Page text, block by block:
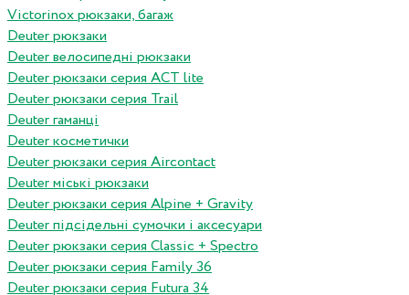
Victorinox рюкзаки, багаж
Deuter рюкзаки
Deuter велосипедні рюкзаки
Deuter рюкзаки серия ACT lite
Deuter рюкзаки серия Trail
Deuter гаманці
Deuter косметички
Deuter рюкзаки серия Aircontact
Deuter міські рюкзаки
Deuter рюкзаки серия Alpine + Gravity
Deuter підсідельні сумочки і аксесуари
Deuter рюкзаки серия Classic + Spectro
Deuter рюкзаки серия Family 36
Deuter рюкзаки серия Futura 34